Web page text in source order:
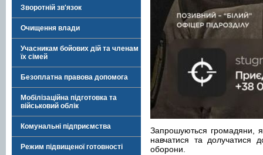
Зворотній зв'язок
Очищення влади
Учасникам бойових дій та членам
їх сімей
Безоплатна правова допомога
Мобілізаційна підготовка та
військовий облік
Комунальні підприємства
Режим підвищеної готовності
Запрошуються громадяни,
навчатися та долучатися
оборони.